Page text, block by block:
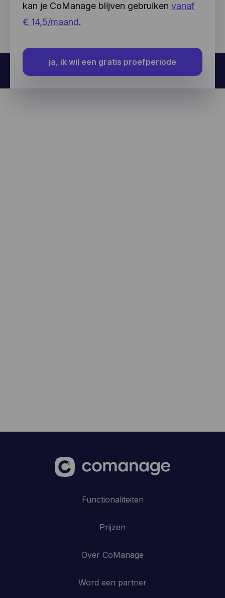
kan je CoManage blijven gebruiken vanaf
€ 14,5/maand.
ja, ik wil een gratis proefperiode
Functionaliteiten
Prijzen
Over CoManage
Word een partner